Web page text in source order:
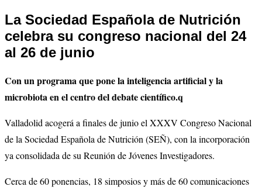
La Sociedad Española de Nutrición
celebra su congreso nacional del 24
al 26 de junio
Con un programa que pone la inteligencia artificial y la
microbiota en el centro del debate científico.q
Valladolid acogerá a finales de junio el XXXV Congreso Nacional
de la Sociedad Española de Nutrición (SEÑ), con la incorporación
ya consolidada de su Reunión de Jóvenes Investigadores.
Cerca de 60 ponencias, 18 simposios y más de 60 comunicaciones